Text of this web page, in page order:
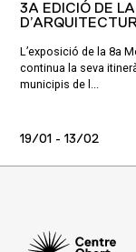
3A EDICIÓ DE
L’exposició de la 8a
continua la seva
municipis de l...
19/01 - 13/02